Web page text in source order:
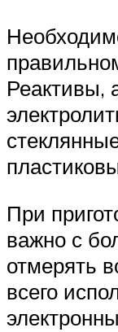
Реактивы,
При
важно с
отмерять
всего